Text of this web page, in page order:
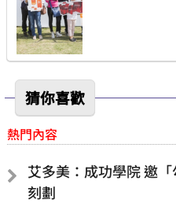
猜你喜歡
熱門內容
艾多美：成功學院 邀
刻劃